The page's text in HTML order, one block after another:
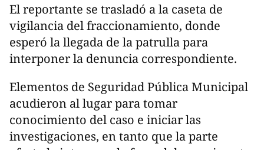
El reportante se trasladó a la caseta de
vigilancia del fraccionamiento, donde
esperó la llegada de la patrulla para
interponer la denuncia correspondiente.
Elementos de Seguridad Pública Municipal
acudieron al lugar para tomar
conocimiento del caso e iniciar las
investigaciones, en tanto que la parte